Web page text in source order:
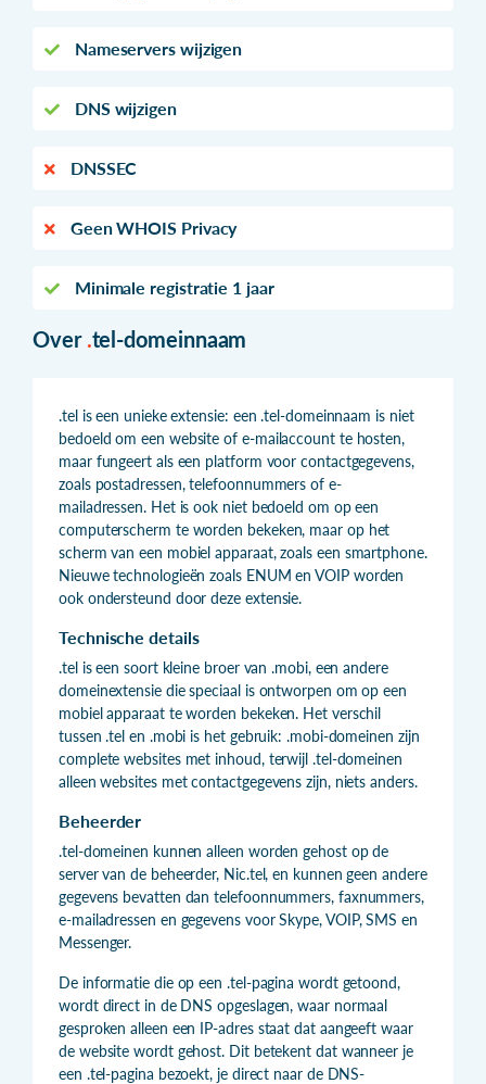
Nameservers wijzigen
DNS wijzigen
DNSSEC
Geen WHOIS Privacy
Minimale registratie 1 jaar
Over .tel-domeinnaam
.tel is een unieke extensie: een .tel-domeinnaam is niet
bedoeld om een website of e-mailaccount te hosten,
maar fungeert als een platform voor contactgegevens,
zoals postadressen, telefoonnummers of e-
mailadressen. Het is ook niet bedoeld om op een
computerscherm te worden bekeken, maar op het
scherm van een mobiel apparaat, zoals een smartphone.
Nieuwe technologieën zoals ENUM en VOIP worden
ook ondersteund door deze extensie.
Technische details
.tel is een soort kleine broer van .mobi, een andere
domeinextensie die speciaal is ontworpen om op een
mobiel apparaat te worden bekeken. Het verschil
tussen .tel en .mobi is het gebruik: .mobi-domeinen zijn
complete websites met inhoud, terwijl .tel-domeinen
alleen websites met contactgegevens zijn, niets anders.
Beheerder
.tel-domeinen kunnen alleen worden gehost op de
server van de beheerder, Nic.tel, en kunnen geen andere
gegevens bevatten dan telefoonnummers, faxnummers,
e-mailadressen en gegevens voor Skype, VOIP, SMS en
Messenger.
De informatie die op een .tel-pagina wordt getoond,
wordt direct in de DNS opgeslagen, waar normaal
gesproken alleen een IP-adres staat dat aangeeft waar
de website wordt gehost. Dit betekent dat wanneer je
een .tel-pagina bezoekt, je direct naar de DNS-